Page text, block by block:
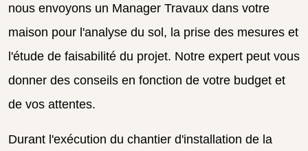
nous envoyons un Manager Travaux dans votre
maison pour l'analyse du sol, la prise des mesures et
l'étude de faisabilité du projet. Notre expert peut vous
donner des conseils en fonction de votre budget et
de vos attentes.
Durant l'exécution du chantier d'installation de la